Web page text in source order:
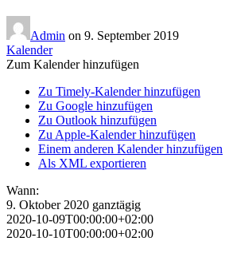
Admin on 9. September 2019
Kalender
Zum Kalender hinzufügen
Zu Timely-Kalender hinzufügen
Zu Google hinzufügen
Zu Outlook hinzufügen
Zu Apple-Kalender hinzufügen
Einem anderen Kalender hinzufügen
Als XML exportieren
Wann:
9. Oktober 2020 ganztägig
2020-10-09T00:00:00+02:00
2020-10-10T00:00:00+02:00